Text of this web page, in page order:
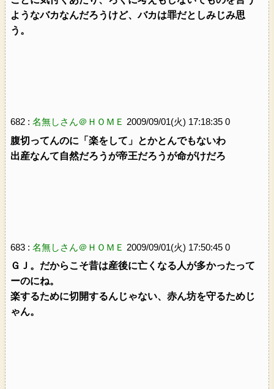
ようなバカなんだろうけど、バカは罪だとしみじみ思
う。
682 : 名無しさん＠ＨＯＭＥ 2009/09/01(火) 17:18:35 0
腹切ってんのに「楽をして」とかとんでもないわ
出産なんて自然だろうが帝王だろうが命がけだろ
683 : 名無しさん＠ＨＯＭＥ 2009/09/01(火) 17:50:45 0
ＧＪ。だからこそ昔は産後に亡くなる人が多かったって
ーのにね。
楽するために切開するんじゃない、赤ん坊を守るためじ
ゃん。